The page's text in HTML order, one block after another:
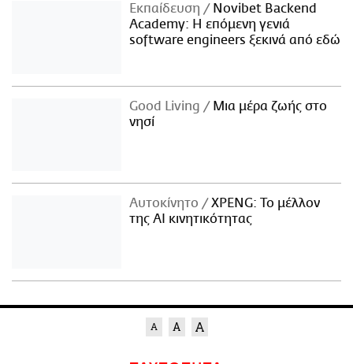
Εκπαίδευση
Novibet Backend
Academy: Η επόμενη γενιά
software engineers ξεκινά από εδώ
Good Living
Μια μέρα ζωής στο
νησί
Αυτοκίνητο
XPENG: Το μέλλον
της AI κινητικότητας